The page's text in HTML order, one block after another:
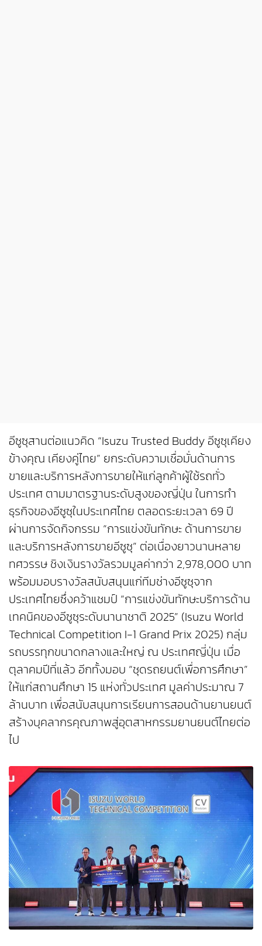
อีซูซุสานต่อแนวคิด “Isuzu Trusted Buddy อีซูซุเคียง
ข้างคุณ เคียงคู่ไทย” ยกระดับความเชื่อมั่นด้านการ
ขายและบริการหลังการขายให้แก่ลูกค้าผู้ใช้รถทั่ว
ประเทศ ตามมาตรฐานระดับสูงของญี่ปุ่น ในการทำ
ธุรกิจของอีซูซุในประเทศไทย ตลอดระยะเวลา 69 ปี
ผ่านการจัดกิจกรรม “การแข่งขันทักษะ ด้านการขาย
และบริการหลังการขายอีซูซุ” ต่อเนื่องยาวนานหลาย
ทศวรรษ ชิงเงินรางวัลรวมมูลค่ากว่า 2,978,000 บาท
พร้อมมอบรางวัลสนับสนุนแก่ทีมช่างอีซูซุจาก
ประเทศไทยซึ่งคว้าแชมป์ “การแข่งขันทักษะบริการด้าน
เทคนิคของอีซูซุระดับนานาชาติ 2025” (Isuzu World
Technical Competition I-1 Grand Prix 2025) กลุ่ม
รถบรรทุกขนาดกลางและใหญ่ ณ ประเทศญี่ปุ่น เมื่อ
ตุลาคมปีที่แล้ว อีกทั้งมอบ “ชุดรถยนต์เพื่อการศึกษา”
ให้แก่สถานศึกษา 15 แห่งทั่วประเทศ มูลค่าประมาณ 7
ล้านบาท เพื่อสนับสนุนการเรียนการสอนด้านยานยนต์
สร้างบุคลากรคุณภาพสู่อุตสาหกรรมยานยนต์ไทยต่อ
ไป